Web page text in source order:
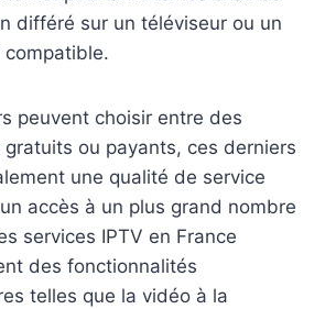
différé sur un téléviseur ou un
compatible.
peuvent choisir entre des
ou payants, ces derniers
une qualité de service
accès à un plus grand nombre
services IPTV en France
des fonctionnalités
telles que la vidéo à la